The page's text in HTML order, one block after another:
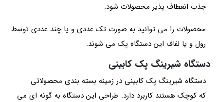
جذب انعطاف‌ پذیر محصولات شود.
محصولات را می توانید به صورت تک عددی و یا چند عددی توسط
رول و یا لفاف این دستگاه پک می‌ شوند.
دستگاه شیرینگ پک کابینی
دستگاه شیرینگ پک کابینی در زمینه بسته بندی محصولاتی
که کوچک هستند کاربرد دارد. طراحی این دستگاه به گونه ای می